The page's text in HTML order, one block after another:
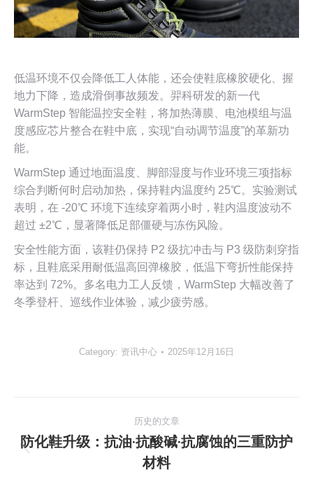
低温环境不仅会降低工人体能，还会使鞋底橡胶硬化、握
地力下降，造成滑倒事故频发。羿科研发的新一代
WarmStep 智能温控安全鞋，将加热薄膜、电池模组与温
度感应芯片整合在鞋中底，实现“自动调节温度”的革新功
能。
WarmStep 通过地面温度、脚部湿度与作业环境三项指标
综合判断何时启动加热，保持鞋内温度约 25℃。实验测试
表明，在 -20℃ 环境下连续穿着两小时，鞋内温度波动不
超过 ±2℃，显著降低足部僵硬与冻伤风险。
安全性能方面，该鞋仍保持 P2 级抗冲击与 P3 级防刺穿指
标，且鞋底采用耐低温高回弹橡胶，低温下弯折性能保持
率达到 72%。多名电力工人反馈，WarmStep 大幅改善了
冬季登杆、巡线作业体验，减少疲劳感。
Category: 资讯中心 2025年12月16日
章
历史的文章
历
史
防化鞋升级：抗油·抗酸碱·抗腐蚀的三重防护
材料